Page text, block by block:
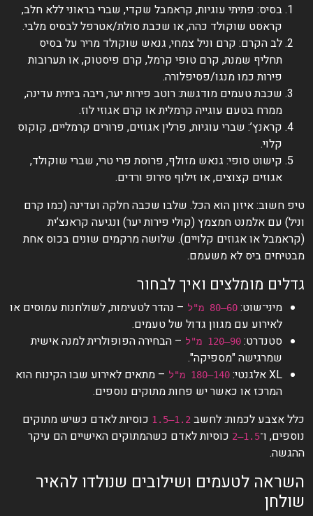
בסיס: פתיתי עוגיות, קראמבל שקדי, שברי בראוני ללא חלב,
קראסט שוקולד כהה, או שכבת סולת/אטרפל לבסיס מלבי.
לב הקרם: קרם וניל צמחי, גנאש שוקולד מריר על בסיס
תחליף שמנת, קרם טופי קרמל, קרם פיסטוק, או תערובות
פירות כמו מנגו/פסיפלורה.
שכבת טעמים מודגשת: רוטב פירות יער, ריבה ביתית עדינה,
ממרח בטעם עוגייה קרמלית או קרם אגוזי לוז.
קראנץ’: שברי עוגיות, פרלין אגוזים, פרורים קרמליים, קוקוס
קלוי.
קישוט סופי: גנאש מזולף, פרוסת פרי טרי, שברי שוקולד,
אגוזים קצוצים, או זילוף סירופ ורדים.
טיפ חשוב: איזון הוא הכל. שלבו שכבה חלקה ועדינה (כמו קרם
וניל) עם אלמנט חמצמץ (קולי פירות יער) ונגיעה קראנצ’ית
(קראמבל או אגוזים קלויים). שלושה מרקמים שונים בכוס אחת
מבטיחים ביס לא משעמם.
גדלים מומלצים ואיך לבחור
מיני־שוט: 60–80 מ"ל
– נהדר לטעימות, לשולחנות עמוסים או
לאירוע עם מגוון גדול של טעמים.
סטנדרט: 90–120 מ"ל
– הבחירה הפופולרית למנה אישית
שמרגישה "מספיקה".
XL אלגנטי:
140–180 מ"ל
– מתאים לאירוע שבו הקינוח הוא
המרכז או כאשר יש פחות מתוקים נוספים.
כלל אצבע לכמות: לחשב 1.2–1.5
כוסיות לאדם כשיש מתוקים
נוספים, ו־1.5–2
כוסיות לאדם כשהמתוקים האישיים הם עיקר
ההגשה.
השראה לטעמים ושילובים שנולדו להאיר
שולחן